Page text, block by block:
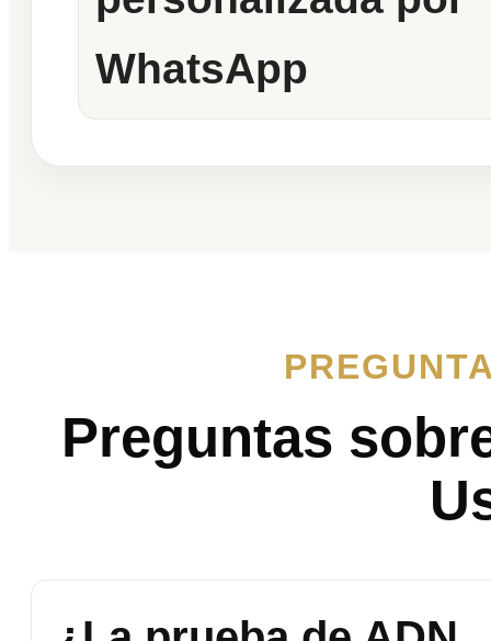
WhatsApp
Preguntas